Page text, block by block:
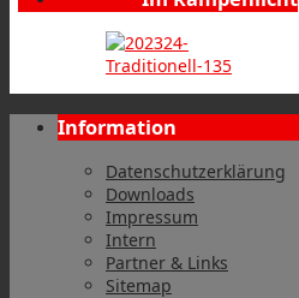
Information
Datenschutzerklärung
Downloads
Impressum
Intern
Partner & Links
Sitemap